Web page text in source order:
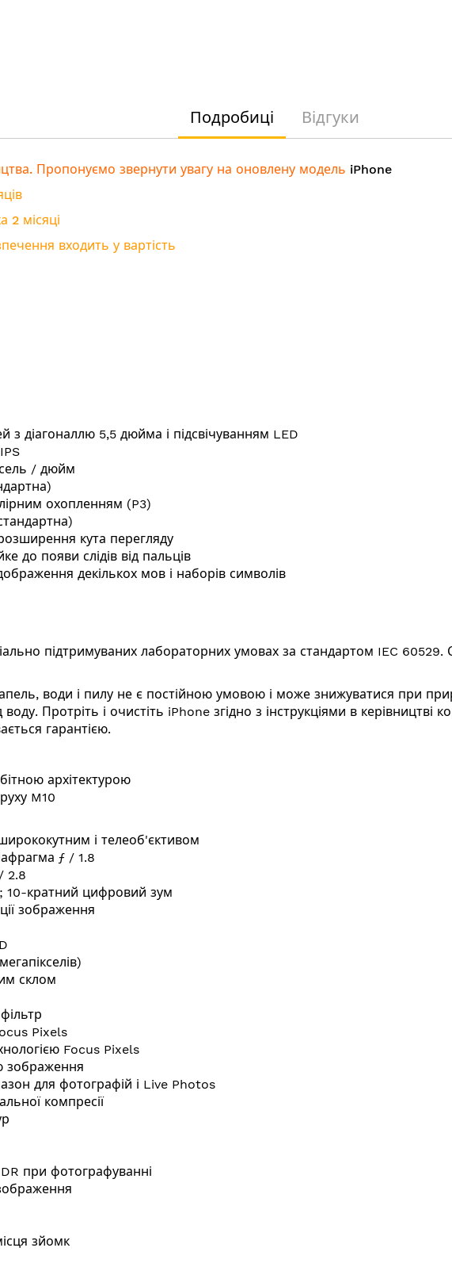
Подробиці
Пропонуємо звернути увагу на оновлену модель iPhone
2 місяці
входить у вартість
діагоналлю 5,5 дюйма і підсвічуванням LED
/ дюйм
охопленням (P3)
кута перегляду
до появи слідів від пальців
декількох мов і наборів символів
підтримуваних лабораторних умовах за стандартом IEC 60529.
води і пилу не є постійною умовою і може знижуватися при
Протріть і очистіть iPhone згідно з інструкціями в керівництві
гарантією.
архітектурою
M10
і телеоб'єктивом
ƒ / 1.8
2.8
10-кратний цифровий зум
зображення
склом
Pixels
Focus Pixels
зображення
для фотографій і Live Photos
компресії
при фотографуванні
зйомк
Відгуки